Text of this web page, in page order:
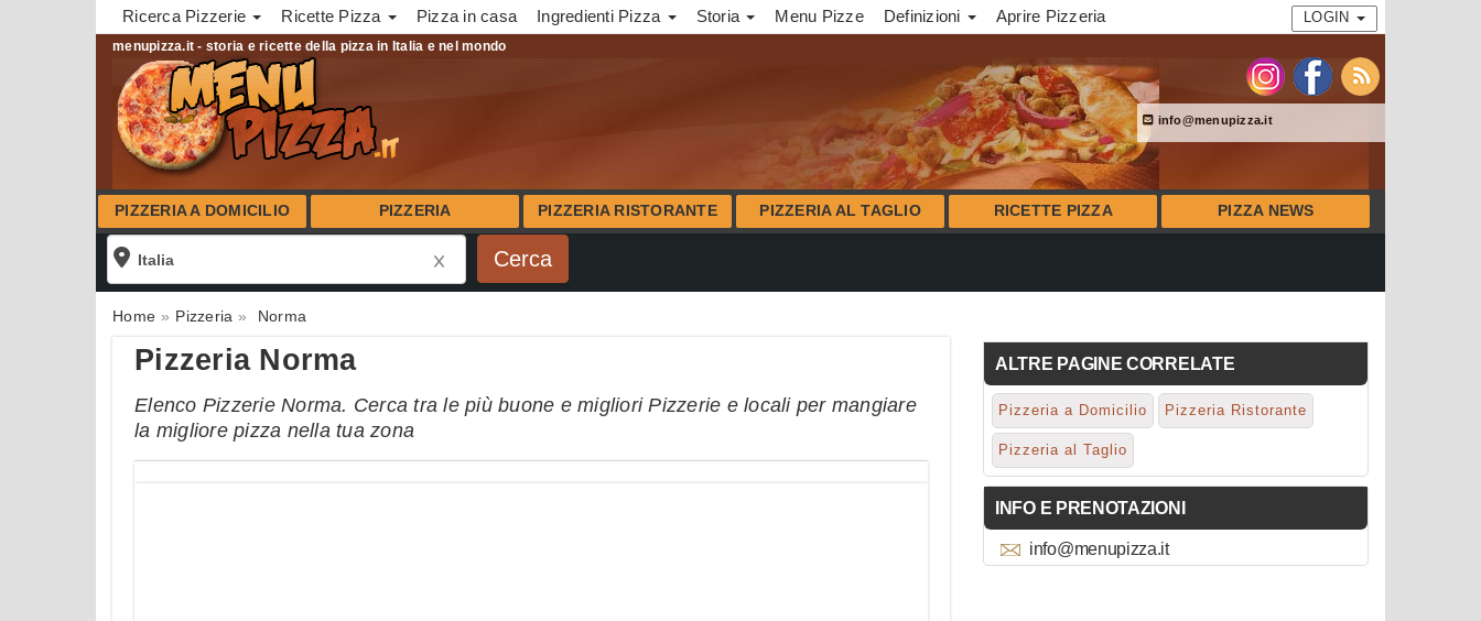
Ricerca Pizzerie Ricette Pizza Pizza in casa Ingredienti Pizza Storia Menu Pizze Definizioni Aprire Pizzeria LOGIN
menupizza.it - storia e ricette della pizza in Italia e nel mondo
info@menupizza.it
PIZZERIA A DOMICILIO PIZZERIA PIZZERIA RISTORANTE PIZZERIA AL TAGLIO RICETTE PIZZA PIZZA NEWS
Home Pizzeria Norma
Pizzeria Norma
Elenco Pizzerie Norma. Cerca tra le più buone e migliori Pizzerie e locali per mangiare
la migliore pizza nella tua zona
ALTRE PAGINE CORRELATE
Pizzeria a Domicilio Pizzeria Ristorante
Pizzeria al Taglio
INFO E PRENOTAZIONI
info@menupizza.it